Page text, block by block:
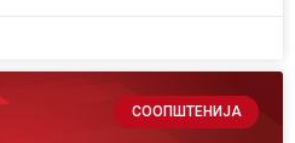
СООПШТЕНИЈА